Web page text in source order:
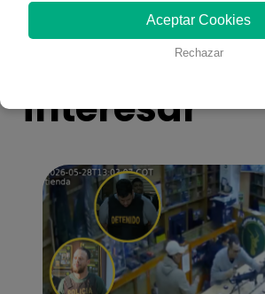
También te
interesar
Aceptar Cookies
Rechazar